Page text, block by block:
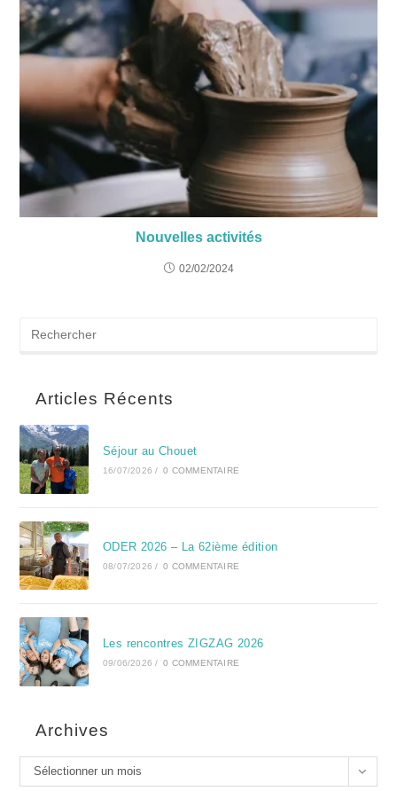
Nouvelles activités
02/02/2024
Articles Récents
Séjour au Chouet
16/07/2026 / 0 COMMENTAIRE
ODER 2026 – La 62ième édition
08/07/2026 / 0 COMMENTAIRE
Les rencontres ZIGZAG 2026
09/06/2026 / 0 COMMENTAIRE
Archives
Sélectionner un mois